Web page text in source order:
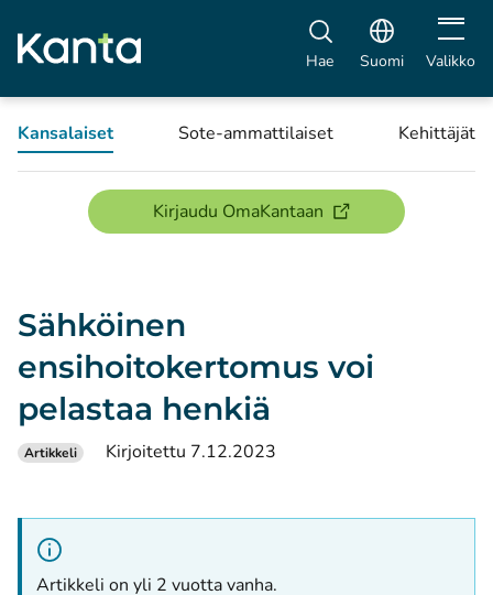
Hae Suomi Avaa
Valikko
Kansalaiset Sote-ammattilaiset Kehittäjät
Kirjaudu OmaKantaan(avautuu uuteen
Sähköinen
ensihoitokertomus voi
pelastaa henkiä
Artikkeli Kirjoitettu 7.12.2023
Artikkeli on yli 2 vuotta vanha.